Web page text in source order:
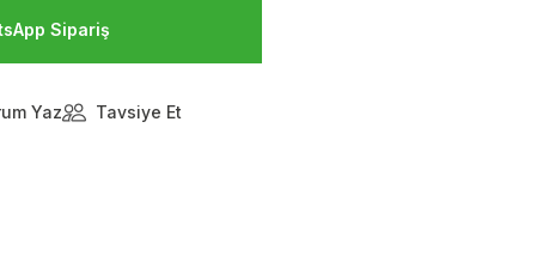
Sipariş
Yaz
Tavsiye Et